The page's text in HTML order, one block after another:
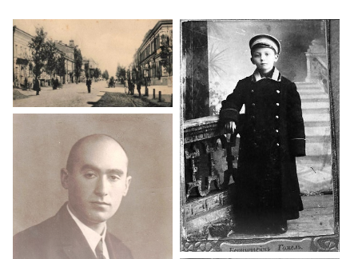
Сепп, В. К. Хорошко. Институт мозга, изучение мозга Ленина, О.
Фёрстер и О. Фогт.